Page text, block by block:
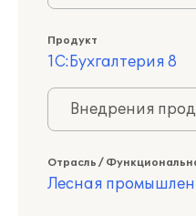
Продукт
1С:Бухгалтерия 8
Внедрения
Отрасль /
Лесная